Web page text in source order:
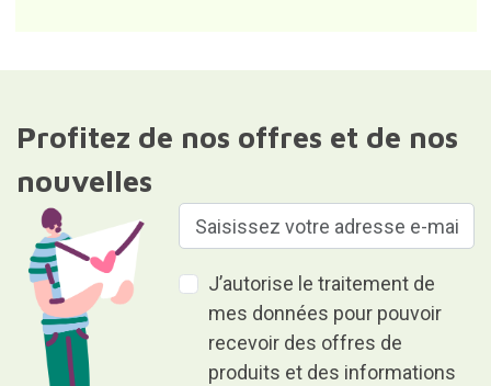
Profitez de nos offres et de nos
nouvelles
J’autorise le traitement de
mes données pour pouvoir
recevoir des offres de
produits et des informations